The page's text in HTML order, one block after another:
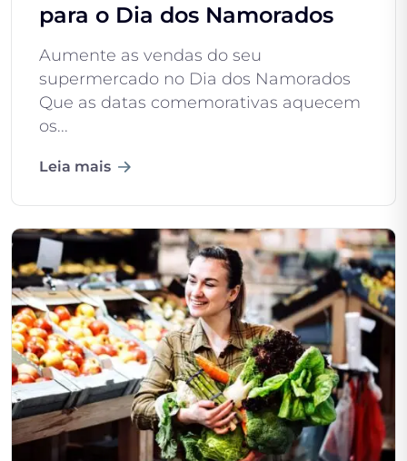
para o Dia dos Namorados
Aumente as vendas do seu
supermercado no Dia dos Namorados
Que as datas comemorativas aquecem
os...
Leia mais